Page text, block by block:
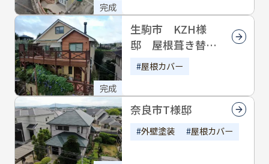
完成
完成
生駒市 KZH様
邸 屋根葺き替え
工事・付帯塗装
屋根カバー
奈良市T様邸
外壁塗装 屋根カバー